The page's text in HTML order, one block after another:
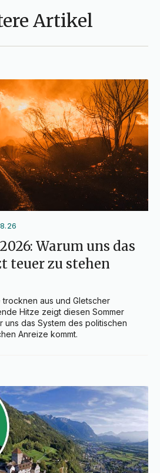
Artikel
Warum uns das
teuer zu stehen
aus und Gletscher
Hitze zeigt diesen Sommer
uns das System des politischen
Anreize kommt.